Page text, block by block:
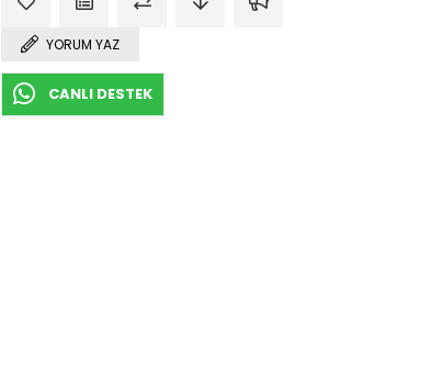
YORUM YAZ
CANLI DESTEK